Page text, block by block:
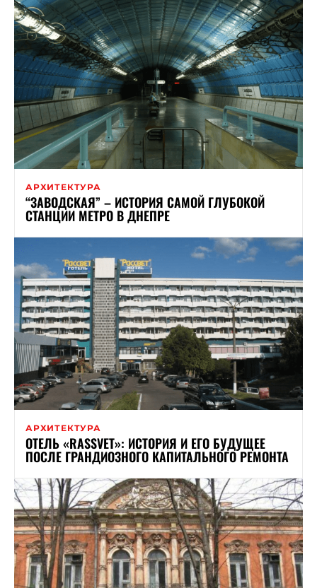
АРХИТЕКТУРА
“ЗАВОДСКАЯ” – ИСТОРИЯ САМОЙ ГЛУБОКОЙ
СТАНЦИИ МЕТРО В ДНЕПРЕ
АРХИТЕКТУРА
ОТЕЛЬ «RASSVET»: ИСТОРИЯ И ЕГО БУДУЩЕЕ
ПОСЛЕ ГРАНДИОЗНОГО КАПИТАЛЬНОГО РЕМОНТА